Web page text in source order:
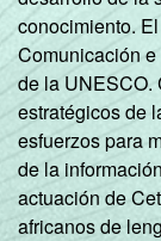
conocimiento.
Comunicación
de la UNESCO.
estratégicos de
esfuerzos para
de la
actuación de
africanos de